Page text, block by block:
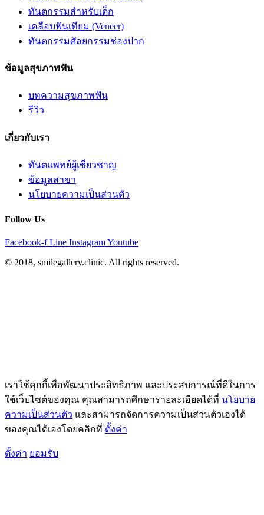
ทันตกรรมสำหรับเด็ก
เคลือบฟันเทียม (Veneer)
ทันตกรรมศัลยกรรมช่องปาก
ข้อมูลสุขภาพฟัน
บทความสุขภาพฟัน
รีวิว
เกี่ยวกับเรา
ทันตแพทย์ผู้เชี่ยวชาญ
ข้อมูลสาขา
นโยบายความเป็นส่วนตัว
Follow Us
Facebook-f Line InstagramYoutube
© 2018, smilegallery.clinic. All rights reserved.
เราใช้คุกกี้เพื่อพัฒนาประสิทธิภาพ และประสบการณ์ที่ดีในการ
ใช้เว็บไซต์ของคุณ คุณสามารถศึกษารายละเอียดได้ที่ นโยบาย
ความเป็นส่วนตัว และสามารถจัดการความเป็นส่วนตัวเองได้
ของคุณได้เองโดยคลิกที่ ตั้งค่า
ตั้งค่า ยอมรับ